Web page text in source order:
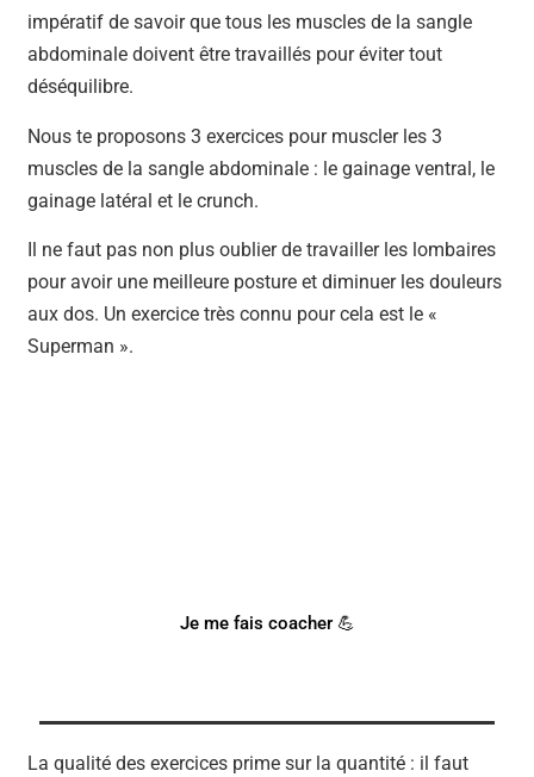
impératif de savoir que tous les muscles de la sangle
abdominale doivent être travaillés pour éviter tout
déséquilibre.
Nous te proposons 3 exercices pour muscler les 3
muscles de la sangle abdominale : le gainage ventral, le
gainage latéral et le crunch.
Il ne faut pas non plus oublier de travailler les lombaires
pour avoir une meilleure posture et diminuer les douleurs
aux dos. Un exercice très connu pour cela est le «
Superman ».
Je me fais coacher 💪
La qualité des exercices prime sur la quantité : il faut